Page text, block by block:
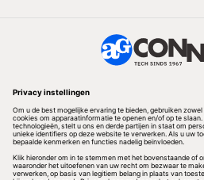
Volg ons
Redactionele partner